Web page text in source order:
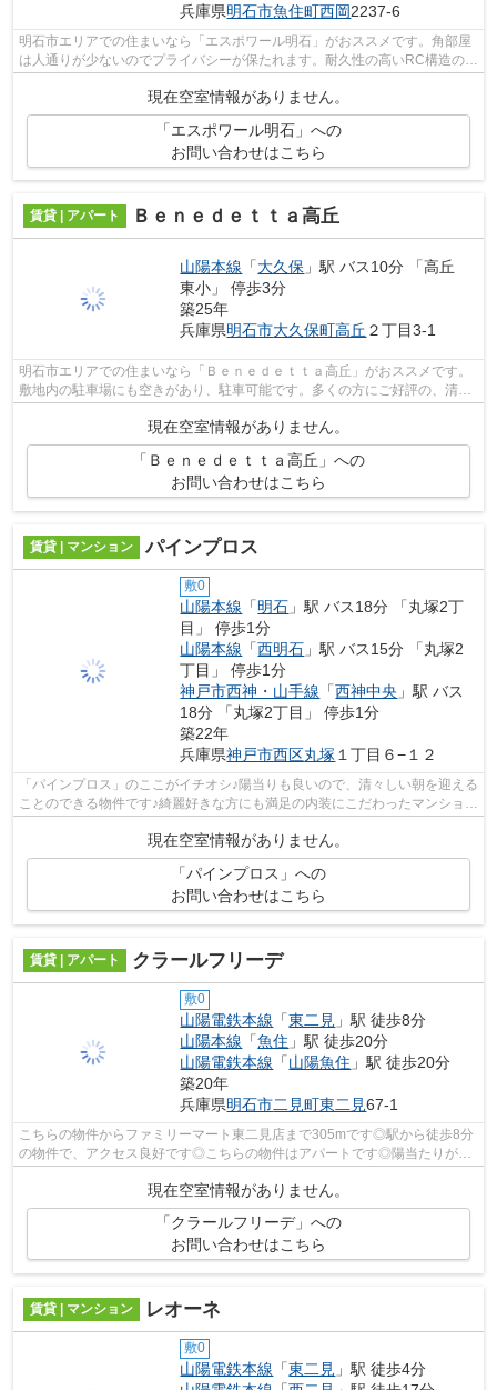
兵庫県明石市魚住町西岡2237-6
明石市エリアでの住まいなら「エスポワール明石」がおススメです。角部屋
は人通りが少ないのでプライバシーが保たれます。耐久性の高いRC構造の住
居を、当社で是非とも見つけて下さい...
現在空室情報がありません。
「エスポワール明石」への
お問い合わせはこちら
賃貸 | アパート Ｂｅｎｅｄｅｔｔａ高丘
山陽本線 「大久保 」駅 バス10分 「高丘
東小」 停歩3分
築25年
兵庫県明石市大久保町高丘 ２丁目3-1
明石市エリアでの住まいなら「Ｂｅｎｅｄｅｔｔａ高丘」がおススメです。
敷地内の駐車場にも空きがあり、駐車可能です。多くの方にご好評の、清潔
現在空室情報がありません。
「Ｂｅｎｅｄｅｔｔａ高丘」への
お問い合わせはこちら
賃貸 | マンション パインプロス
敷0
山陽本線 「明石 」駅 バス18分 「丸塚2丁
目」 停歩1分
山陽本線 「西明石 」駅 バス15分 「丸塚2
丁目」 停歩1分
神戸市西神・山手線 「西神中央 」駅 バス
18分 「丸塚2丁目」 停歩1分
築22年
兵庫県神戸市西区丸塚 １丁目６−１２
「パインプロス」のここがイチオシ♪陽当りも良いので、清々しい朝を迎える
ことのできる物件です♪綺麗好きな方にも満足の内装にこだわったマンション
現在空室情報がありません。
「パインプロス」への
お問い合わせはこちら
賃貸 | アパート クラールフリーデ
敷0
山陽電鉄本線 「東二見 」駅 徒歩8分
山陽本線 「魚住 」駅 徒歩20分
山陽電鉄本線 「山陽魚住 」駅 徒歩20分
築20年
兵庫県明石市二見町東二見67-1
こちらの物件からファミリーマート東二見店まで305mです◎駅から徒歩8分
の物件で、アクセス良好です◎こちらの物件はアパートです◎陽当たりが良
いので、洗濯物が臭わずに乾きます◎ピタッ...
現在空室情報がありません。
「クラールフリーデ」への
お問い合わせはこちら
賃貸 | マンション レオーネ
敷0
山陽電鉄本線 「東二見 」駅 徒歩4分